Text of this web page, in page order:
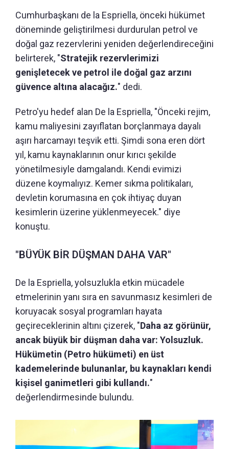
Cumhurbaşkanı de la Espriella, önceki hükümet
döneminde geliştirilmesi durdurulan petrol ve
doğal gaz rezervlerini yeniden değerlendireceğini
belirterek, "Stratejik rezervlerimizi
genişletecek ve petrol ile doğal gaz arzını
güvence altına alacağız." dedi.
Petro'yu hedef alan De la Espriella, "Önceki rejim,
kamu maliyesini zayıflatan borçlanmaya dayalı
aşırı harcamayı teşvik etti. Şimdi sona eren dört
yıl, kamu kaynaklarının onur kırıcı şekilde
yönetilmesiyle damgalandı. Kendi evimizi
düzene koymalıyız. Kemer sıkma politikaları,
devletin korumasına en çok ihtiyaç duyan
kesimlerin üzerine yüklenmeyecek." diye
konuştu.
"BÜYÜK BİR DÜŞMAN DAHA VAR"
De la Espriella, yolsuzlukla etkin mücadele
etmelerinin yanı sıra en savunmasız kesimleri de
koruyacak sosyal programları hayata
geçireceklerinin altını çizerek, "Daha az görünür,
ancak büyük bir düşman daha var: Yolsuzluk.
Hükümetin (Petro hükümeti) en üst
kademelerinde bulunanlar, bu kaynakları kendi
kişisel ganimetleri gibi kullandı."
değerlendirmesinde bulundu.